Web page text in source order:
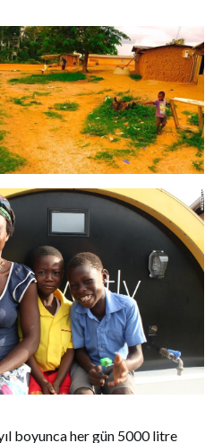
boyunca her gün 5000 litre